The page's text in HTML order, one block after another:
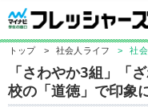
トップ > 社会人ライフ > 社
「さわやか3組」「
校の「道徳」で印象